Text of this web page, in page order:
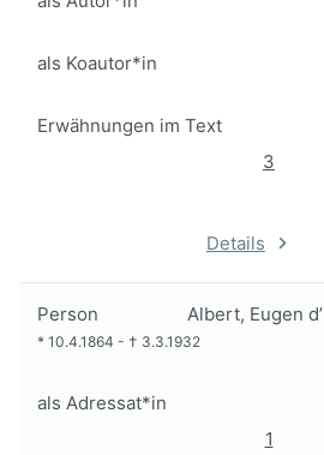
als Koautor*in
Erwähnungen im Text
3
Details
Person Albert, Eugen d’
* 10.4.1864 - † 3.3.1932
als Adressat*in
1